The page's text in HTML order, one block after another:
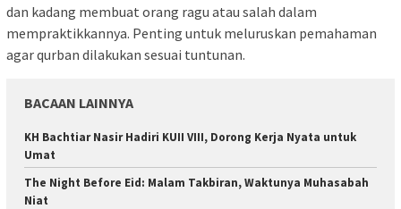
dan kadang membuat orang ragu atau salah dalam
mempraktikkannya. Penting untuk meluruskan pemahaman
agar qurban dilakukan sesuai tuntunan.
BACAAN LAINNYA
KH Bachtiar Nasir Hadiri KUII VIII, Dorong Kerja Nyata untuk
Umat
The Night Before Eid: Malam Takbiran, Waktunya Muhasabah
Niat